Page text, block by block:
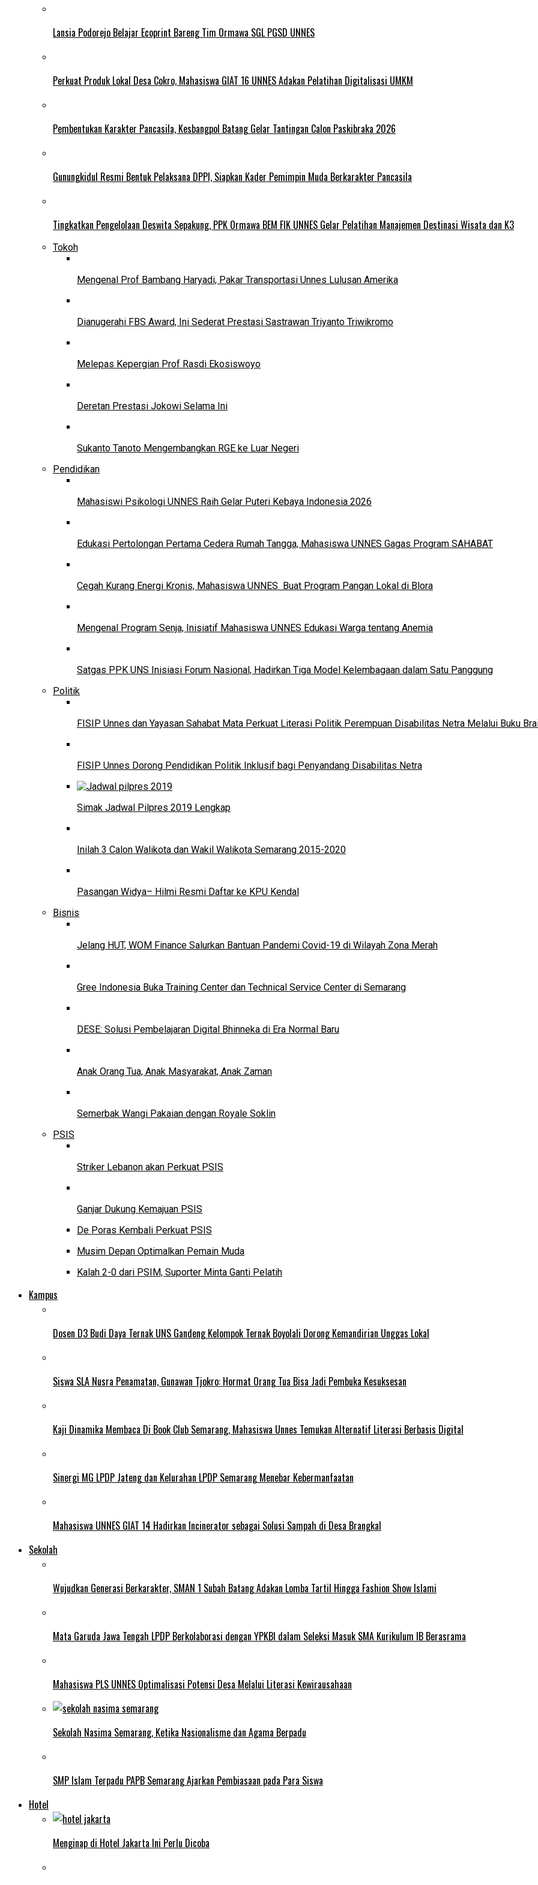
Lansia Podorejo Belajar Ecoprint Bareng Tim Ormawa SGL PGSD UNNES
Perkuat Produk Lokal Desa Cokro, Mahasiswa GIAT 16 UNNES Adakan Pelatihan Digitalisasi UMKM
Pembentukan Karakter Pancasila, Kesbangpol Batang Gelar Tantingan Calon Paskibraka 2026
Gunungkidul Resmi Bentuk Pelaksana DPPI, Siapkan Kader Pemimpin Muda Berkarakter Pancasila
Tingkatkan Pengelolaan Deswita Sepakung, PPK Ormawa BEM FIK UNNES Gelar Pelatihan Manajemen Destinasi Wisata dan K3
Tokoh
Mengenal Prof Bambang Haryadi, Pakar Transportasi Unnes Lulusan Amerika
Dianugerahi FBS Award, Ini Sederat Prestasi Sastrawan Triyanto Triwikromo
Melepas Kepergian Prof Rasdi Ekosiswoyo
Deretan Prestasi Jokowi Selama Ini
Sukanto Tanoto Mengembangkan RGE ke Luar Negeri
Pendidikan
Mahasiswi Psikologi UNNES Raih Gelar Puteri Kebaya Indonesia 2026
Edukasi Pertolongan Pertama Cedera Rumah Tangga, Mahasiswa UNNES Gagas Program SAHABAT
Cegah Kurang Energi Kronis, Mahasiswa UNNES Buat Program Pangan Lokal di Blora
Mengenal Program Senja, Inisiatif Mahasiswa UNNES Edukasi Warga tentang Anemia
Satgas PPK UNS Inisiasi Forum Nasional, Hadirkan Tiga Model Kelembagaan dalam Satu Panggung
Politik
FISIP Unnes dan Yayasan Sahabat Mata Perkuat Literasi Politik Perempuan Disabilitas Netra Melalui Buku
FISIP Unnes Dorong Pendidikan Politik Inklusif bagi Penyandang Disabilitas Netra
Simak Jadwal Pilpres 2019 Lengkap
Inilah 3 Calon Walikota dan Wakil Walikota Semarang 2015-2020
Pasangan Widya– Hilmi Resmi Daftar ke KPU Kendal
Bisnis
Jelang HUT, WOM Finance Salurkan Bantuan Pandemi Covid-19 di Wilayah Zona Merah
Gree Indonesia Buka Training Center dan Technical Service Center di Semarang
DESE: Solusi Pembelajaran Digital Bhinneka di Era Normal Baru
Anak Orang Tua, Anak Masyarakat, Anak Zaman
Semerbak Wangi Pakaian dengan Royale Soklin
PSIS
Striker Lebanon akan Perkuat PSIS
Ganjar Dukung Kemajuan PSIS
De Poras Kembali Perkuat PSIS
Musim Depan Optimalkan Pemain Muda
Kalah 2-0 dari PSIM, Suporter Minta Ganti Pelatih
Kampus
Dosen D3 Budi Daya Ternak UNS Gandeng Kelompok Ternak Boyolali Dorong Kemandirian Unggas Lokal
Siswa SLA Nusra Penamatan, Gunawan Tjokro: Hormat Orang Tua Bisa Jadi Pembuka Kesuksesan
Kaji Dinamika Membaca Di Book Club Semarang, Mahasiswa Unnes Temukan Alternatif Literasi Berbasis Digital
Sinergi MG LPDP Jateng dan Kelurahan LPDP Semarang Menebar Kebermanfaatan
Mahasiswa UNNES GIAT 14 Hadirkan Incinerator sebagai Solusi Sampah di Desa Brangkal
Sekolah
Wujudkan Generasi Berkarakter, SMAN 1 Subah Batang Adakan Lomba Tartil Hingga Fashion Show Islami
Mata Garuda Jawa Tengah LPDP Berkolaborasi dengan YPKBI dalam Seleksi Masuk SMA Kurikulum IB Berasrama
Mahasiswa PLS UNNES Optimalisasi Potensi Desa Melalui Literasi Kewirausahaan
Sekolah Nasima Semarang, Ketika Nasionalisme dan Agama Berpadu
SMP Islam Terpadu PAPB Semarang Ajarkan Pembiasaan pada Para Siswa
Hotel
Menginap di Hotel Jakarta Ini Perlu Dicoba